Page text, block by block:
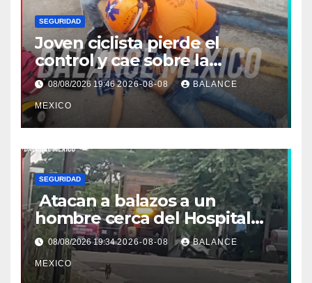
SEGURIDAD
Joven ciclista pierde el
control y cae sobre la
banqueta en Tapachula
08/08/2026 19:462026-08-08 BALANCE
MEXICO
SEGURIDAD
Atacan a balazos a un
hombre cerca del Hospital
General de Huixtla
08/08/2026 19:342026-08-08 BALANCE
MEXICO